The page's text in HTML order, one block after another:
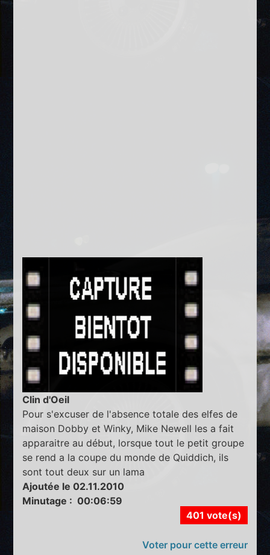
Clin d'Oeil
Pour s'excuser de l'absence totale des elfes de
maison Dobby et Winky, Mike Newell les a fait
apparaitre au début, lorsque tout le petit groupe
se rend a la coupe du monde de Quiddich, ils
sont tout deux sur un lama
Ajoutée le 02.11.2010
Minutage : 00:06:59
401 vote(s)
Voter pour cette erreur